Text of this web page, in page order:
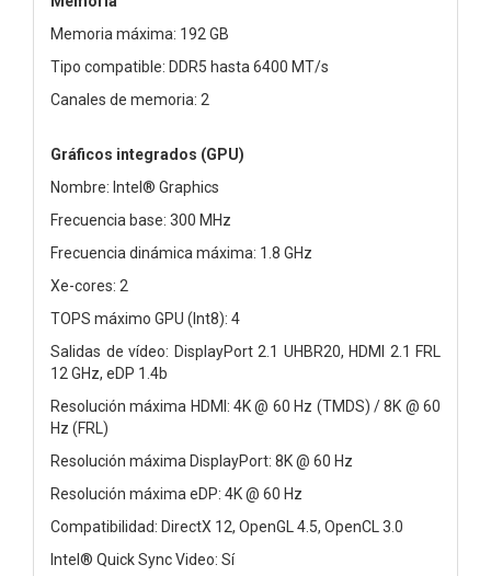
Memoria máxima: 192 GB
Tipo compatible: DDR5 hasta 6400 MT/s
Canales de memoria: 2
Gráficos integrados (GPU)
Nombre: Intel® Graphics
Frecuencia base: 300 MHz
Frecuencia dinámica máxima: 1.8 GHz
Xe-cores: 2
TOPS máximo GPU (Int8): 4
Salidas de vídeo: DisplayPort 2.1 UHBR20, HDMI 2.1 FRL
12 GHz, eDP 1.4b
Resolución máxima HDMI: 4K @ 60 Hz (TMDS) / 8K @ 60
Hz (FRL)
Resolución máxima DisplayPort: 8K @ 60 Hz
Resolución máxima eDP: 4K @ 60 Hz
Compatibilidad: DirectX 12, OpenGL 4.5, OpenCL 3.0
Intel® Quick Sync Video: Sí